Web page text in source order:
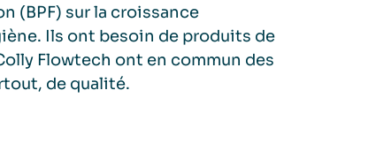
(BPF) sur la croissance
Ils ont besoin de produits de
Flowtech ont en commun des
de qualité.